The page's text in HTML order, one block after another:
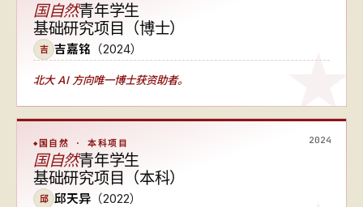
国自然青年学生
基础研究项目（博士）
吉 吉嘉铭 （2024）
北大 AI 方向唯一博士获资助者。
2024
国自然 · 本科项目
国自然青年学生
基础研究项目（本科）
邱 邱天异 （2022）